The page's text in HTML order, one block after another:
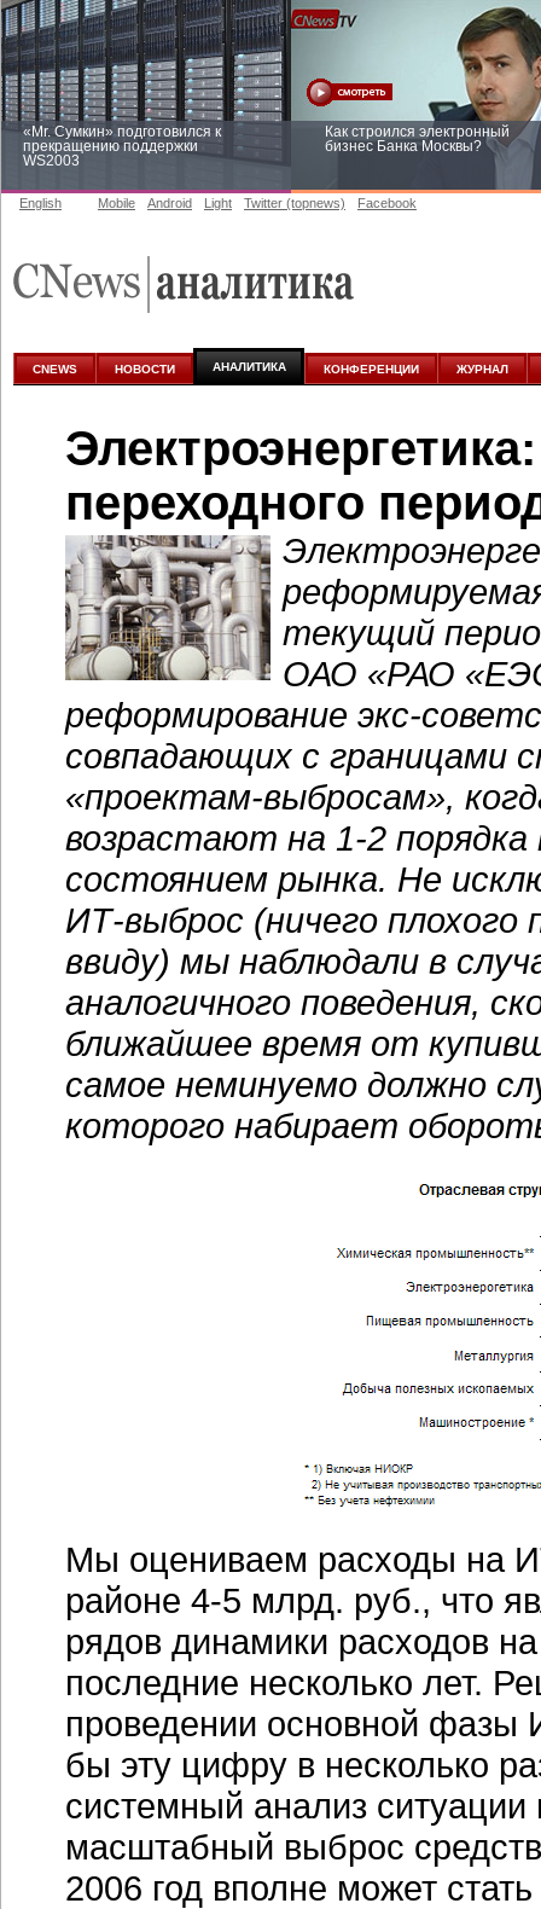
«Mr. Сумкин» подготовился к
прекращению поддержки
WS2003
Как строился электронный
бизнес Банка Москвы?
аналитике
English Mobile Android Light Twitter (topnews) Facebook
CNEWS НОВОСТИ АНАЛИТИКА КОНФЕРЕНЦИИ ЖУРНАЛ
переходного
текущий
ОАО «РАО
реформирование экс-
совпадающих с границами
«проектам-выбросам»,
возрастают на 1-2 порядка
состоянием рынка. Не
ИТ-выброс (ничего
ввиду) мы наблюдали в
аналогичного поведения,
ближайшее время от
самое неминуемо должно
которого набирает
Мы оцениваем расходы на
районе 4-5 млрд. руб., что
рядов динамики расходов
последние несколько лет.
проведении основной фазы
бы эту цифру в несколько
системный анализ
масштабный выброс
2006 год вполне может